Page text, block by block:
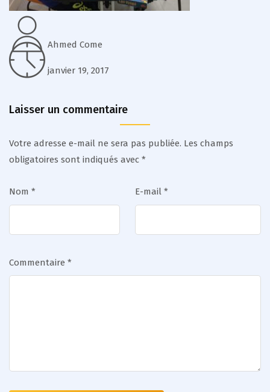
Ahmed Come
janvier 19, 2017
Laisser un commentaire
Votre adresse e-mail ne sera pas publiée. Les champs
obligatoires sont indiqués avec *
Nom * E-mail *
Commentaire *